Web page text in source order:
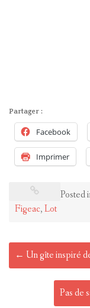
Partager :
Facebook
Imprimer
Posted
Figeac,Lot
Post
navigation
← Un gîte inspiré
Pas de